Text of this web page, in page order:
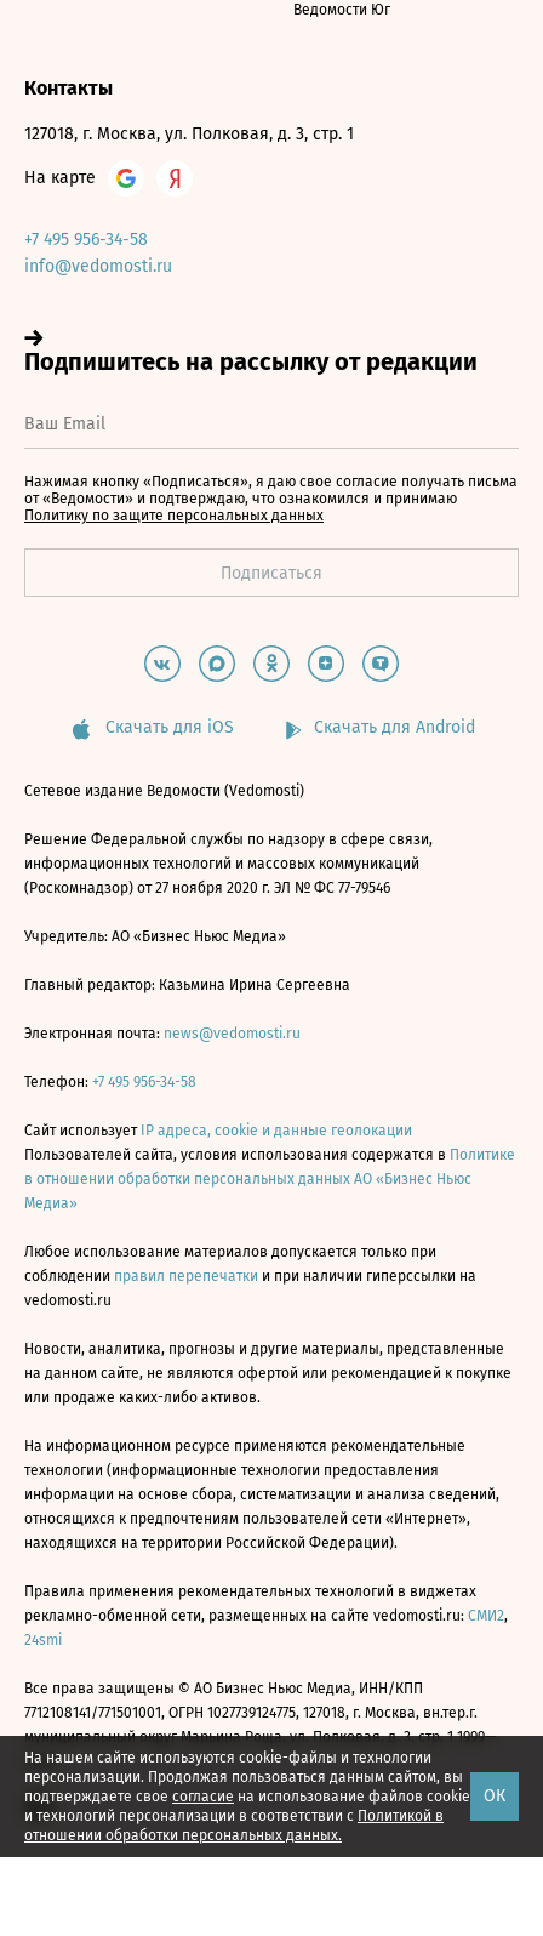
На нашем сайте используются cookie-файлы и технологии
персонализации. Продолжая пользоваться данным сайтом, вы
подтверждаете свое согласие на использование файлов cookie
и технологий персонализации в соответствии с Политикой в
отношении обработки персональных данных.
ОК
Ведомости Юг
Контакты
127018, г. Москва, ул. Полковая, д. 3, стр. 1
На карте
+7 495 956-34-58
info@vedomosti.ru
Нажимая кнопку «Подписаться», я даю свое согласие получать письма
от «Ведомости» и подтверждаю, что ознакомился и принимаю
Политику по защите персональных данных
Скачать для iOS Скачать для Android
Сетевое издание Ведомости (Vedomosti)
Решение Федеральной службы по надзору в сфере связи,
информационных технологий и массовых коммуникаций
(Роскомнадзор) от 27 ноября 2020 г. ЭЛ № ФС 77-79546
Учредитель: АО «Бизнес Ньюс Медиа»
Главный редактор: Казьмина Ирина Сергеевна
Электронная почта: news@vedomosti.ru
Телефон: +7 495 956-34-58
Сайт использует IP адреса, cookie и данные геолокации
Пользователей сайта, условия использования содержатся в Политике
в отношении обработки персональных данных АО «Бизнес Ньюс
Медиа»
Любое использование материалов допускается только при
соблюдении правил перепечатки и при наличии гиперссылки на
vedomosti.ru
Новости, аналитика, прогнозы и другие материалы, представленные
на данном сайте, не являются офертой или рекомендацией к покупке
или продаже каких-либо активов.
На информационном ресурсе применяются рекомендательные
технологии (информационные технологии предоставления
информации на основе сбора, систематизации и анализа сведений,
относящихся к предпочтениям пользователей сети «Интернет»,
находящихся на территории Российской Федерации).
Правила применения рекомендательных технологий в виджетах
рекламно-обменной сети, размещенных на сайте vedomosti.ru: СМИ2,
24smi
Все права защищены © АО Бизнес Ньюс Медиа, ИНН/КПП
7712108141/771501001, ОГРН 1027739124775, 127018, г. Москва, вн.тер.г.
муниципальный округ Марьина Роща, ул. Полковая, д. 3, стр. 1 1999—
2026